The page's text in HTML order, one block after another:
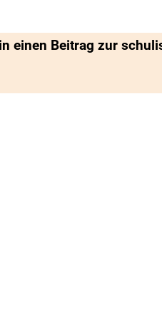
einen Beitrag zur